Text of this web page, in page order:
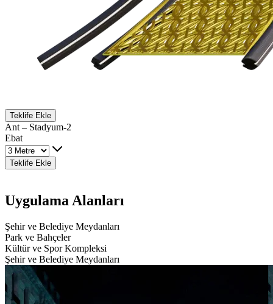
Teklife Ekle
Ant – Stadyum-2
Ebat
Teklife Ekle
Uygulama Alanları
Şehir ve Belediye Meydanları
Park ve Bahçeler
Kültür ve Spor Kompleksi
Şehir ve Belediye Meydanları